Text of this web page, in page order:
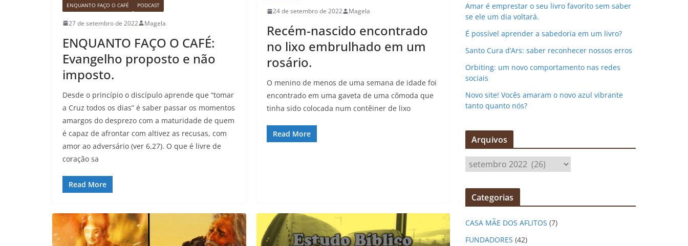
ENQUANTO FAÇO O CAFÉ PODCAST
27 de setembro de 2022 Magela
ENQUANTO FAÇO O CAFÉ:
Evangelho proposto e não
imposto.
Desde o princípio o discípulo aprende que “tomar
a Cruz todos os dias” é saber passar os momentos
amargos do desprezo com a maturidade de quem
é capaz de afrontar com altivez as recusas, com
amor ao adversário (ver 6,27). O que é livre de
coração sa
Read More
24 de setembro de 2022 Magela
Recém-nascido encontrado
no lixo embrulhado em um
rosário.
O menino de menos de uma semana de idade foi
encontrado em uma gaveta de uma cômoda que
tinha sido colocada num contêiner de lixo
Read More
Amar é emprestar o seu livro favorito sem saber
se ele um dia voltará.
É possível aprender a sabedoria em um livro?
Santo Cura d’Ars: saber reconhecer nossos erros
Orbiting: um novo comportamento nas redes
sociais
Novo site! Vocês amaram o novo azul vibrante
tanto quanto nós?
Arquivos
r
q
v
o
Categorias
CASA MÃE DOS AFLITOS (7)
FUNDADORES (42)